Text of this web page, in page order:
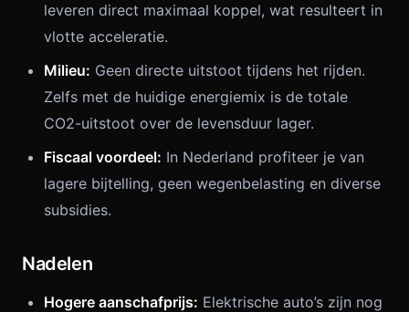
leveren direct maximaal koppel, wat resulteert in
vlotte acceleratie.
Milieu: Geen directe uitstoot tijdens het rijden.
Zelfs met de huidige energiemix is de totale
CO2-uitstoot over de levensduur lager.
Fiscaal voordeel: In Nederland profiteer je van
lagere bijtelling, geen wegenbelasting en diverse
subsidies.
Nadelen
Hogere aanschafprijs: Elektrische auto’s zijn nog